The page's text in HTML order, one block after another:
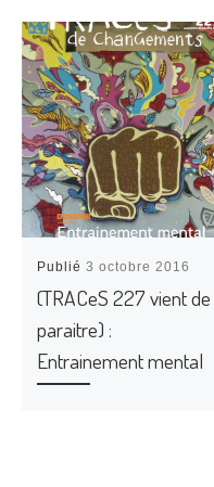
Publié3 octobre 2016
(TRACeS 227 vient de
paraitre) :
Entrainement mental